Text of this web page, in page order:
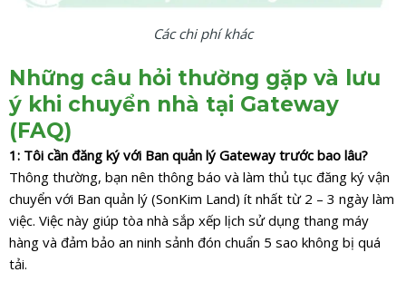
Các chi phí khác
Những câu hỏi thường gặp và lưu
ý khi chuyển nhà tại Gateway
(FAQ)
1: Tôi cần đăng ký với Ban quản lý Gateway trước bao lâu?
Thông thường, bạn nên thông báo và làm thủ tục đăng ký vận
chuyển với Ban quản lý (SonKim Land) ít nhất từ 2 – 3 ngày làm
việc. Việc này giúp tòa nhà sắp xếp lịch sử dụng thang máy
hàng và đảm bảo an ninh sảnh đón chuẩn 5 sao không bị quá
tải.